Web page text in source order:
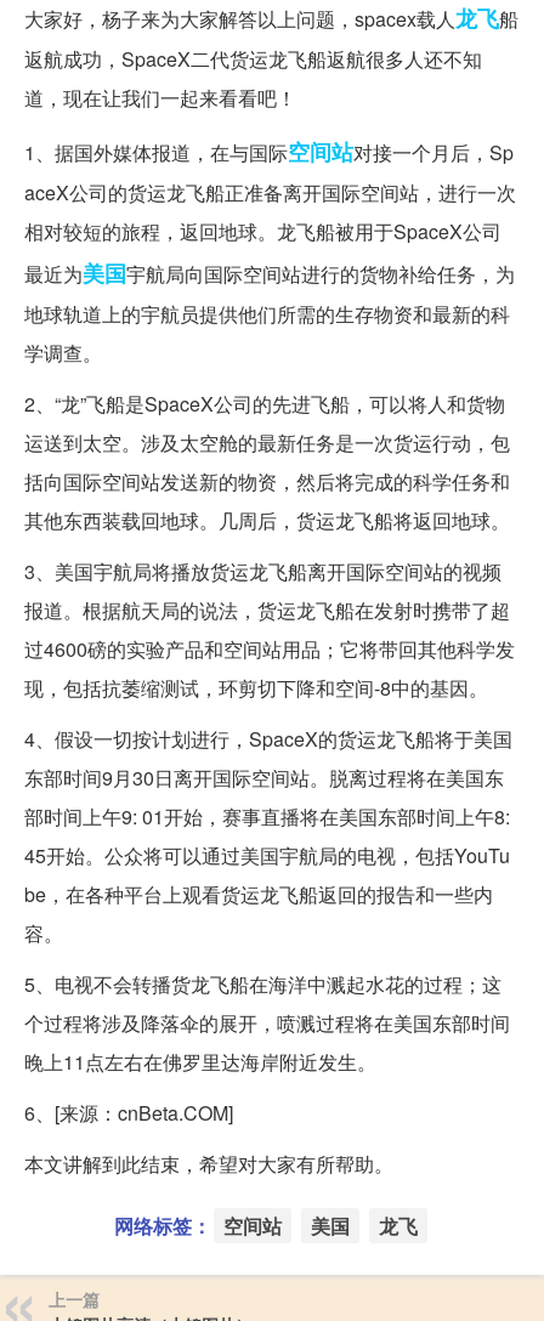
大家好，杨子来为大家解答以上问题，spacex载人龙飞船
返航成功，SpaceX二代货运龙飞船返航很多人还不知
道，现在让我们一起来看看吧！
1、据国外媒体报道，在与国际空间站对接一个月后，Sp
aceX公司的货运龙飞船正准备离开国际空间站，进行一次
相对较短的旅程，返回地球。龙飞船被用于SpaceX公司
最近为美国宇航局向国际空间站进行的货物补给任务，为
地球轨道上的宇航员提供他们所需的生存物资和最新的科
学调查。
2、“龙”飞船是SpaceX公司的先进飞船，可以将人和货物
运送到太空。涉及太空舱的最新任务是一次货运行动，包
括向国际空间站发送新的物资，然后将完成的科学任务和
其他东西装载回地球。几周后，货运龙飞船将返回地球。
3、美国宇航局将播放货运龙飞船离开国际空间站的视频
报道。根据航天局的说法，货运龙飞船在发射时携带了超
过4600磅的实验产品和空间站用品；它将带回其他科学发
现，包括抗萎缩测试，环剪切下降和空间-8中的基因。
4、假设一切按计划进行，SpaceX的货运龙飞船将于美国
东部时间9月30日离开国际空间站。脱离过程将在美国东
部时间上午9: 01开始，赛事直播将在美国东部时间上午8:
45开始。公众将可以通过美国宇航局的电视，包括YouTu
be，在各种平台上观看货运龙飞船返回的报告和一些内
容。
5、电视不会转播货龙飞船在海洋中溅起水花的过程；这
个过程将涉及降落伞的展开，喷溅过程将在美国东部时间
晚上11点左右在佛罗里达海岸附近发生。
6、[来源：cnBeta.COM]
本文讲解到此结束，希望对大家有所帮助。
网络标签： 空间站 美国 龙飞
上一篇